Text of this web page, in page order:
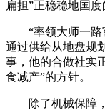
扁担”正稳稳地国度
“率领大师一路富
通过供给从地盘规
事，他的合做社实
食减产”的方针。
除了机械保障，